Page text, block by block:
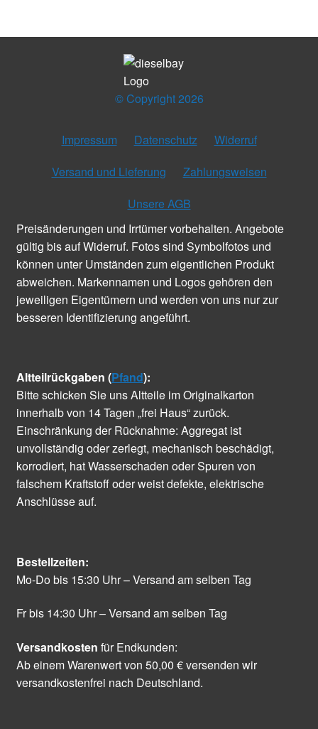
© Copyright 2026
Impressum Datenschutz
Widerruf
Versand und Lieferung
Zahlungsweisen
Unsere AGB
Preisänderungen und Irrtümer vorbehalten. Angebote
gültig bis auf Widerruf. Fotos sind Symbolfotos und
können unter Umständen zum eigentlichen Produkt
abweichen. Markennamen und Logos gehören den
jeweiligen Eigentümern und werden von uns nur zur
besseren Identifizierung angeführt.
Altteilrückgaben (Pfand):
Bitte schicken Sie uns Altteile im Originalkarton
innerhalb von 14 Tagen „frei Haus“ zurück.
Einschränkung der Rücknahme: Aggregat ist
unvollständig oder zerlegt, mechanisch beschädigt,
korrodiert, hat Wasserschaden oder Spuren von
falschem Kraftstoff oder weist defekte, elektrische
Anschlüsse auf.
Bestellzeiten:
Mo-Do bis 15:30 Uhr – Versand am selben Tag
Fr bis 14:30 Uhr – Versand am selben Tag
Versandkosten für Endkunden:
Ab einem Warenwert von 50,00 € versenden wir
versandkostenfrei nach Deutschland.